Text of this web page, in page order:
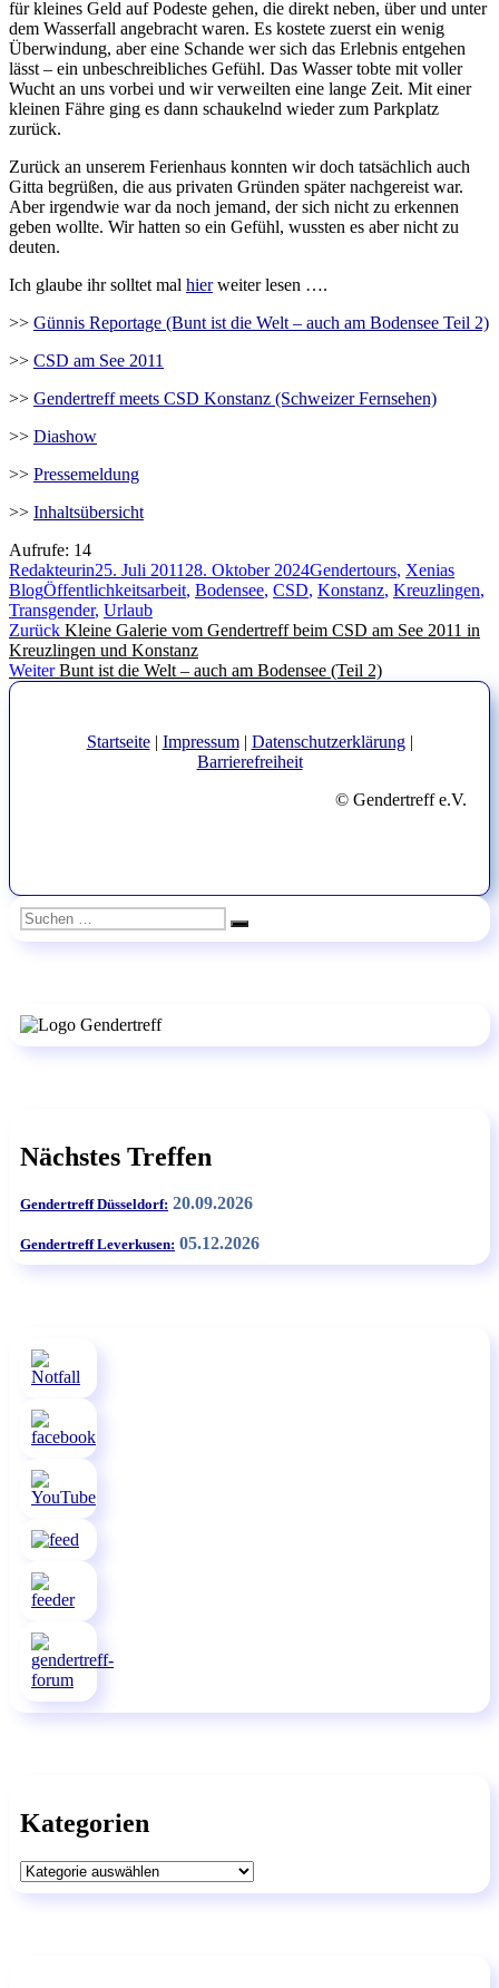
für kleines Geld auf Podeste gehen, die direkt neben, über und unter
dem Wasserfall angebracht waren. Es kostete zuerst ein wenig
Überwindung, aber eine Schande wer sich das Erlebnis entgehen
lässt – ein unbeschreibliches Gefühl. Das Wasser tobte mit voller
Wucht an uns vorbei und wir verweilten eine lange Zeit. Mit einer
kleinen Fähre ging es dann schaukelnd wieder zum Parkplatz
zurück.
Zurück an unserem Ferienhaus konnten wir doch tatsächlich auch
Gitta begrüßen, die aus privaten Gründen später nachgereist war.
Aber irgendwie war da noch jemand, der sich nicht zu erkennen
geben wollte. Wir hatten so ein Gefühl, wussten es aber nicht zu
deuten.
Ich glaube ihr solltet mal hierweiter lesen ….
>> Günnis Reportage (Bunt ist die Welt – auch am Bodensee Teil 2)
>> CSD am See 2011
>> Gendertreff meets CSD Konstanz (Schweizer Fernsehen)
>> Diashow
>> Pressemeldung
>> Inhaltsübersicht
Aufrufe: 14
Autor
RedakteurinVeröffentlicht
am
25. Juli 2011 28. Oktober 2024Kategorien
Gendertours, Xenias
BlogSchlagwörter
Öffentlichkeitsarbeit, Bodensee, CSD, Konstanz, Kreuzlingen,
Transgender, Urlaub
Beitragsnavigation
Zurück Vorheriger
Beitrag:
Kleine Galerie vom Gendertreff beim CSD am See 2011 in
Kreuzlingen und Konstanz
Weiter Nächster
Bunt ist die Welt – auch am Bodensee (Teil 2)
Startseite| Impressum| Datenschutzerklärung|
Barrierefreiheit
© Gendertreff e.V.
Suchen
nach:
Suchen
Nächstes Treffen
Gendertreff Düsseldorf: 20.09.2026
Gendertreff Leverkusen: 05.12.2026
Kategorien
Kategorien